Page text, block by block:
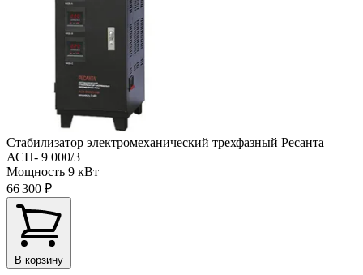
Стабилизатор электромеханический трехфазный Ресанта
АСН- 9 000/3
Мощность 9 кВт
66 300 ₽
В корзину